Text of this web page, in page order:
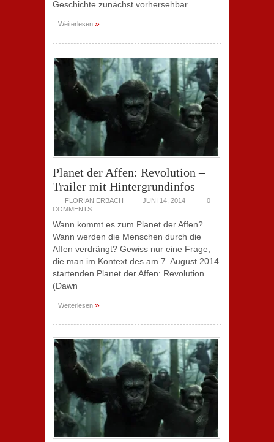
Geschichte zunächst vorhersehbar
Weiterlesen »
Planet der Affen: Revolution –
Trailer mit Hintergrundinfos
FLORIAN ERBACH JUNI 14, 2014
0
COMMENTS
Wann kommt es zum Planet der Affen?
Wann werden die Menschen durch die
Affen verdrängt? Gewiss nur eine Frage,
die man im Kontext des am 7. August 2014
startenden Planet der Affen: Revolution
(Dawn
Weiterlesen »